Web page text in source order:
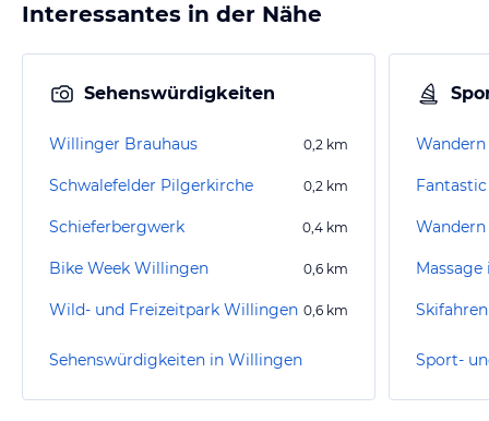
Interessantes in der Nähe
Sehenswürdigkeiten
Willinger Brauhaus 0,2 km
Schwalefelder Pilgerkirche 0,2 km
Schieferbergwerk 0,4 km
Bike Week Willingen 0,6 km
Wild- und Freizeitpark Willingen 0,6 km
Sehenswürdigkeiten in Willingen
Skifahren